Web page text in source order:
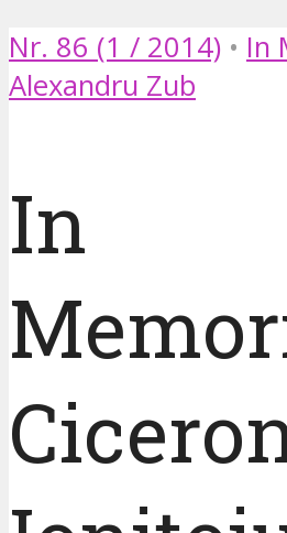
Nr. 86 (1 / 2014) • In
Alexandru Zub
In